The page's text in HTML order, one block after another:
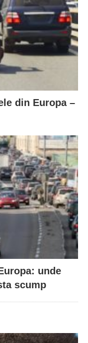
din Europa –
unde
scump